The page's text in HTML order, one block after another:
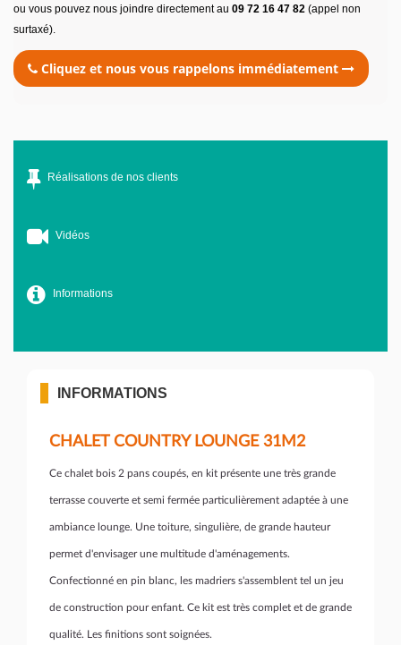
ou vous pouvez nous joindre directement au 09 72 16 47 82 (appel non
surtaxé).
Cliquez et nous vous rappelons immédiatement
Réalisations de nos clients
Vidéos
Informations
INFORMATIONS
CHALET COUNTRY LOUNGE 31M2
Ce chalet bois 2 pans coupés, en kit présente une très grande
terrasse couverte et semi fermée particulièrement adaptée à une
ambiance lounge. Une toiture, singulière, de grande hauteur
permet d'envisager une multitude d'aménagements.
Confectionné en pin blanc, les madriers s'assemblent tel un jeu
de construction pour enfant. Ce kit est très complet et de grande
qualité. Les finitions sont soignées.